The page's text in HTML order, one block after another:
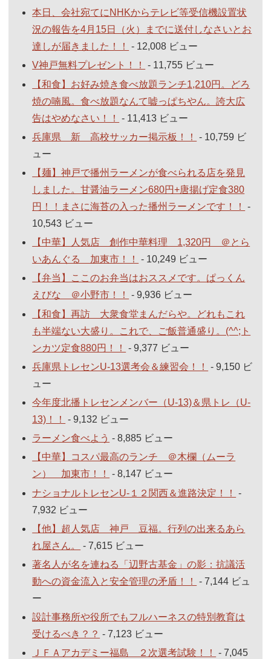
本日、会社宛てにNHKからテレビ等受信機設置状
況の報告を4月15日（火）までに送付しなさいとお
達しが届きました！！
- 12,008 ビュー
V神戸無料プレゼント！！
- 11,755 ビュー
【和食】お好み焼き食べ放題ランチ1,210円。どろ
焼の喃風。食べ放題なんて嘘っぱちやん。誇大広
告はやめなさい！！
- 11,413 ビュー
兵庫県 新 高校サッカー掲示板！！
- 10,759 ビ
ュー
【麺】神戸で播州ラーメンが食べられる店を発見
しました。甘醤油ラーメン680円+唐揚げ定食380
円！！まさに海苔の入った播州ラーメンです！！
-
10,543 ビュー
【中華】人気店 創作中華料理 1,320円 ＠とら
いあんぐる 加東市！！
- 10,249 ビュー
【弁当】ここのお弁当はおススメです。ぱっくん
えびな ＠小野市！！
- 9,936 ビュー
【和食】再訪 大衆食堂まんだらや。どれもこれ
も半端ない大盛り。これで、ご飯普通盛り。(^^;ト
ンカツ定食880円！！
- 9,377 ビュー
兵庫県トレセンU-13選考会＆練習会！！
- 9,150 ビ
ュー
今年度北播トレセンメンバー（U-13)＆県トレ（U-
13)！！
- 9,132 ビュー
ラーメン食べよう - 8,885 ビュー
【中華】コスパ最高のランチ ＠木欄（ムーラ
ン） 加東市！！
- 8,147 ビュー
ナショナルトレセンU-１２関西＆進路決定！！
-
7,932 ビュー
【他】超人気店 神戸 豆福。行列の出来るあら
れ屋さん。
- 7,615 ビュー
著名人が名を連ねる「辺野古基金」の影：抗議活
動への資金流入と安全管理の矛盾！！
- 7,144 ビュ
ー
設計事務所や役所でもフルハーネスの特別教育は
受けるべき？？ - 7,123 ビュー
ＪＦＡアカデミー福島 ２次選考試験！！
- 7,045